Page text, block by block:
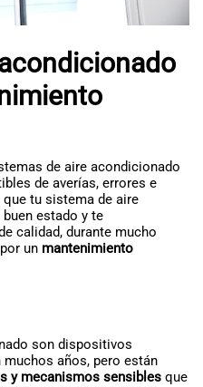
de aire acondicionado
de averías, errores e
tu sistema de aire
estado y te
calidad, durante mucho
un mantenimiento
son dispositivos
años, pero están
y mecanismos sensibles que